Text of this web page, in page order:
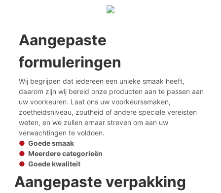
Aangepaste
formuleringen
Wij begrijpen dat iedereen een unieke smaak heeft,
daarom zijn wij bereid onze producten aan te passen aan
uw voorkeuren. Laat ons uw voorkeurssmaken,
zoetheidsniveau, zoutheid of andere speciale vereisten
weten, en we zullen ernaar streven om aan uw
verwachtingen te voldoen.
● Goede smaak
● Meerdere categorieën
● Goede kwaliteit
Aangepaste verpakking